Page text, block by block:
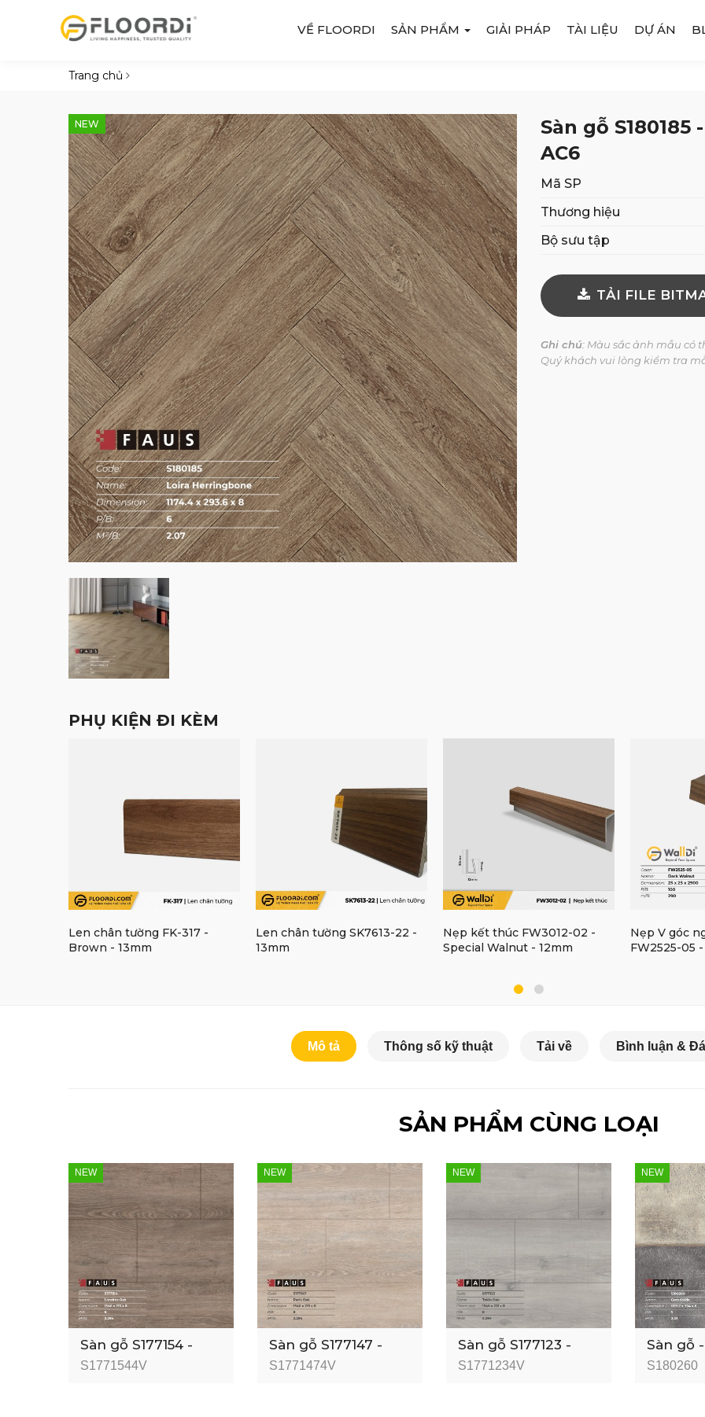
VỀ FLOORDI SẢN PHẨM GIẢI PHÁP TÀI LIỆU DỰ ÁN
Trang chủ
NEW
Sàn gỗ
AC6
Mã SP
Thương hiệu
Bộ sưu tập
TẢI FILE
Ghi chú: Màu sắc ảnh mẫu có
Quý khách vui lòng kiểm tra
PHỤ KIỆN ĐI KÈM
Len chân tường FK-317 -
Brown - 13mm
Len chân tường SK7613-22 -
13mm
Nẹp kết thúc FW3012-02 -
Special Walnut - 12mm
Nẹp V góc
FW2525-05
Mô tả Thông số kỹ thuật Tải về Bình luận &
SẢN PHẨM CÙNG LOẠI
NEW
Sàn gỗ S177154 -
Londres 4V Oak -
S1771544V
NEW
Sàn gỗ S177147 -
Paris 4V Oak - 8mm
S1771474V
NEW
Sàn gỗ S177123 -
Tokio 4V Oak - 8mm
S1771234V
NEW
Sàn gỗ
- 8mm -
S180260